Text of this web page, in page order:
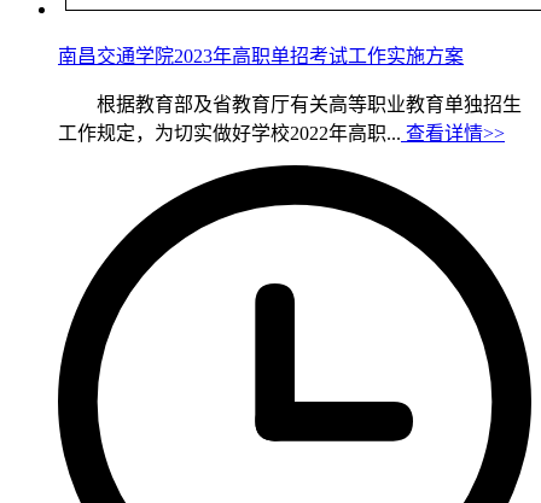
南昌交通学院2023年高职单招考试工作实施方案
根据教育部及省教育厅有关高等职业教育单独招生
工作规定，为切实做好学校2022年高职... 查看详情>>